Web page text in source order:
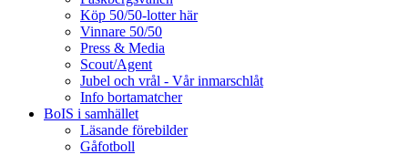
Köp 50/50-lotter här
Vinnare 50/50
Press & Media
Scout/Agent
Jubel och vrål - Vår inmarschlåt
Info bortamatcher
BoIS i samhället
Läsande förebilder
Gåfotboll